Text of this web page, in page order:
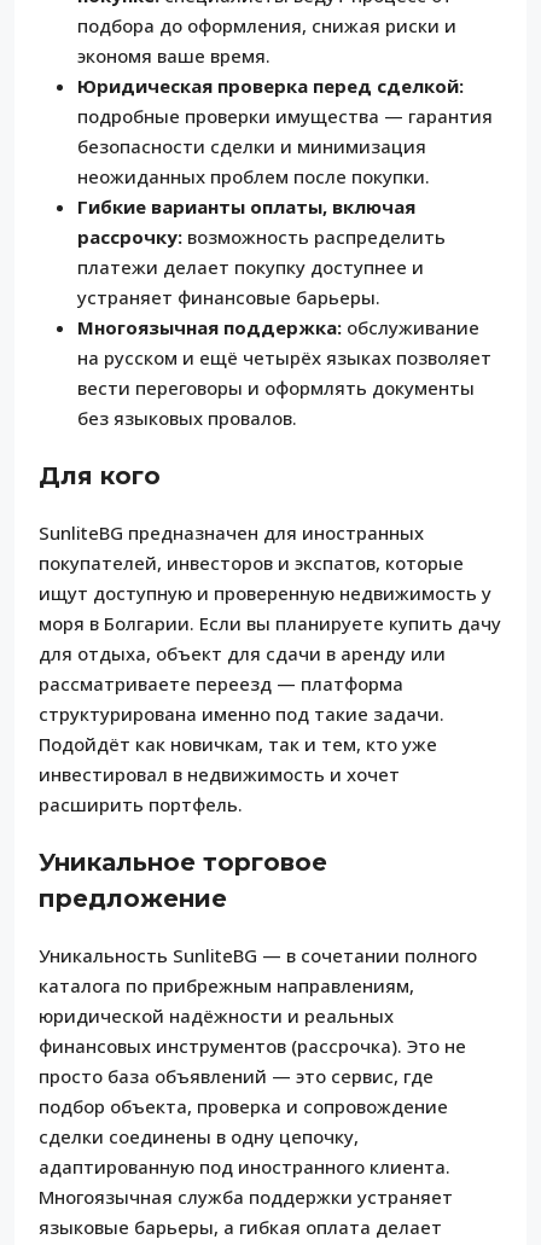
подбора до оформления, снижая риски и
экономя ваше время.
Юридическая проверка перед сделкой:
подробные проверки имущества — гарантия
безопасности сделки и минимизация
неожиданных проблем после покупки.
Гибкие варианты оплаты, включая
рассрочку: возможность распределить
платежи делает покупку доступнее и
устраняет финансовые барьеры.
Многоязычная поддержка: обслуживание
на русском и ещё четырёх языках позволяет
вести переговоры и оформлять документы
без языковых провалов.
Для кого
SunliteBG предназначен для иностранных
покупателей, инвесторов и экспатов, которые
ищут доступную и проверенную недвижимость у
моря в Болгарии. Если вы планируете купить дачу
для отдыха, объект для сдачи в аренду или
рассматриваете переезд — платформа
структурирована именно под такие задачи.
Подойдёт как новичкам, так и тем, кто уже
инвестировал в недвижимость и хочет
расширить портфель.
Уникальное торговое
предложение
Уникальность SunliteBG — в сочетании полного
каталога по прибрежным направлениям,
юридической надёжности и реальных
финансовых инструментов (рассрочка). Это не
просто база объявлений — это сервис, где
подбор объекта, проверка и сопровождение
сделки соединены в одну цепочку,
адаптированную под иностранного клиента.
Многоязычная служба поддержки устраняет
языковые барьеры, а гибкая оплата делает